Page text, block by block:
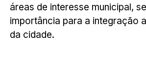
áreas de interesse municipal,
importância para a integração
da cidade.